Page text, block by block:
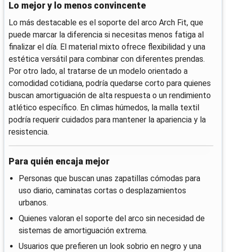
Lo mejor y lo menos convincente
Lo más destacable es el soporte del arco Arch Fit, que
puede marcar la diferencia si necesitas menos fatiga al
finalizar el día. El material mixto ofrece flexibilidad y una
estética versátil para combinar con diferentes prendas.
Por otro lado, al tratarse de un modelo orientado a
comodidad cotidiana, podría quedarse corto para quienes
buscan amortiguación de alta respuesta o un rendimiento
atlético específico. En climas húmedos, la malla textil
podría requerir cuidados para mantener la apariencia y la
resistencia.
Para quién encaja mejor
Personas que buscan unas zapatillas cómodas para
uso diario, caminatas cortas o desplazamientos
urbanos.
Quienes valoran el soporte del arco sin necesidad de
sistemas de amortiguación extrema.
Usuarios que prefieren un look sobrio en negro y una